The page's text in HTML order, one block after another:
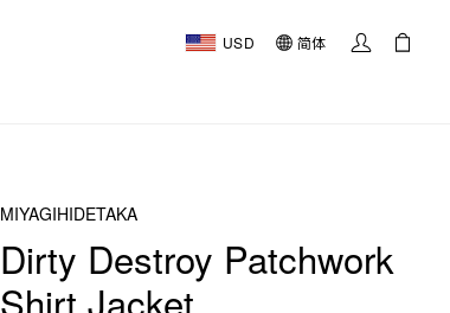
USD 简体
MIYAGIHIDETAKA
Dirty Destroy Patchwork
Shirt Jacket